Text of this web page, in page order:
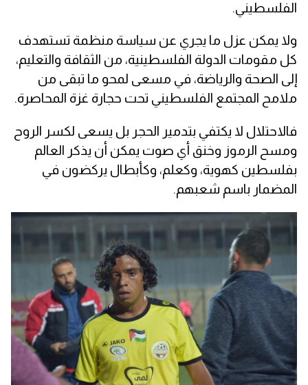
الفلسطيني.
ولا يمكن عزل ما يجري عن سياسة منظمة تستهدف
كل مقومات الدولة الفلسطينية، من الثقافة والتعليم،
إلى الصحة والرياضة، في مسعى لمحو ما تبقى من
ملامح المجتمع الفلسطيني تحت حجارة غزة المحاصرة.
فالاحتلال لا يكتفي بتدمير الحجر بل يسعى لكسر الروح
ومسح الرموز وخنق أي صوت يمكن أن يذكر العالم
بفلسطين كهوية، وكعلم، وكأبطال يركضون في
المضمار باسم شعبهم.